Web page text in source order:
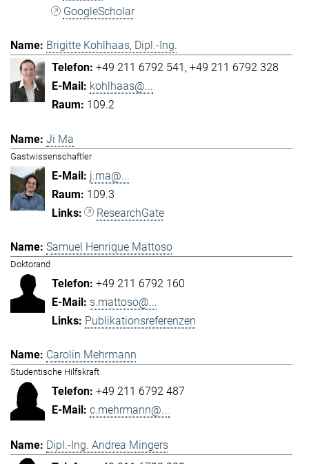
GoogleScholar
Brigitte Kohlhaas, Dipl.-Ing.
+49 211 6792 541 +49 211 6792 328
kohlhaas@...
109.2
Ji Ma
Gastwissenschaftler
j.ma@...
109.3
ResearchGate
Samuel Henrique Mattoso
Doktorand
+49 211 6792 160
s.mattoso@...
Publikationsreferenzen
Carolin Mehrmann
Studentische Hilfskraft
+49 211 6792 487
c.mehrmann@...
Dipl.-Ing. Andrea Mingers